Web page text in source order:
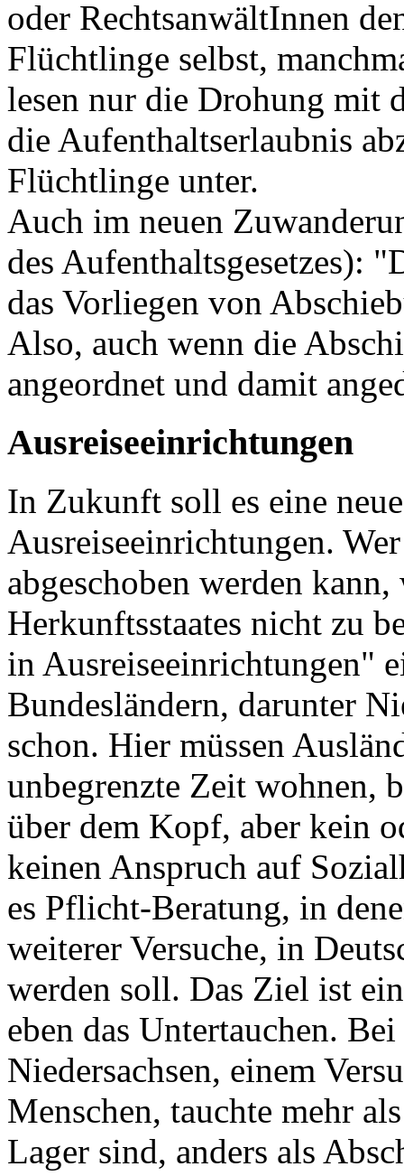
oder RechtsanwältInnen
Flüchtlinge selbst,
lesen nur die Drohung mit
die Aufenthaltserlaubnis
Flüchtlinge unter.
Auch im neuen
des Aufenthaltsgesetzes):
das Vorliegen von
Also, auch wenn die
angeordnet und damit
Ausreiseeinrichtungen
In Zukunft soll es eine
Ausreiseeinrichtungen.
abgeschoben werden
Herkunftsstaates nicht zu
in Ausreiseeinrichtungen"
Bundesländern, darunter
schon. Hier müssen
unbegrenzte Zeit wohnen,
über dem Kopf, aber kein
keinen Anspruch auf
es Pflicht-Beratung, in
weiterer Versuche, in
werden soll. Das Ziel ist
eben das Untertauchen.
Niedersachsen, einem
Menschen, tauchte mehr
Lager sind, anders als